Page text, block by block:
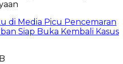
di Media Picu Pencemaran
Siap Buka Kembali Kasus